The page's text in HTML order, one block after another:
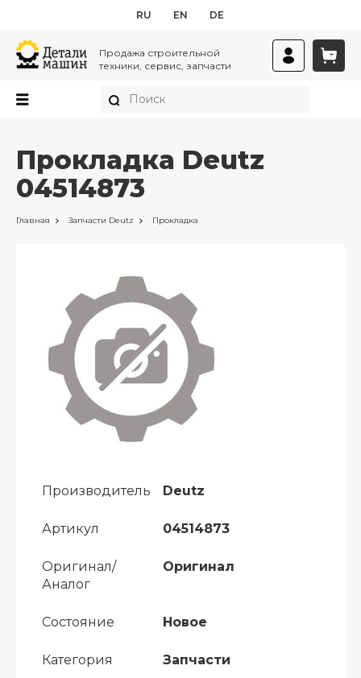
RU EN DE
Продажа строительной
техники, сервис, запчасти
Прокладка Deutz
04514873
Главная Запчасти Deutz Прокладка
Производитель Deutz
Артикул 04514873
Оригинал/
Аналог
Оригинал
Состояние Новое
Категория Запчасти